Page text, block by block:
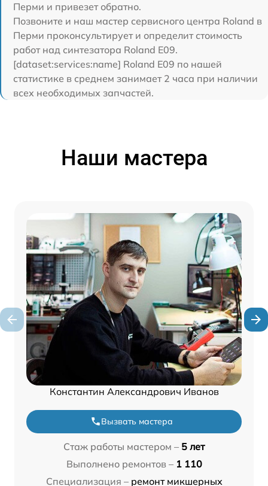
Перми и привезет обратно.
Позвоните и наш мастер сервисного центра Roland в
Перми проконсультирует и определит стоимость
работ над синтезатора Roland E09.
[dataset:services:name] Roland E09 по нашей
статистике в среднем занимает 2 часа при наличии
всех необходимых запчастей.
Наши мастера
Константин Александрович Иванов
Вызвать мастера
Стаж работы мастером – 5 лет
Выполнено ремонтов – 1 110
Специализация – ремонт микшерных